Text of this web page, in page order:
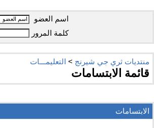
اسم العضو
كلمة المرور
منتديات ثري جي شيرنج > التعليمـــات
قائمة الابتسامات
الابتسامات